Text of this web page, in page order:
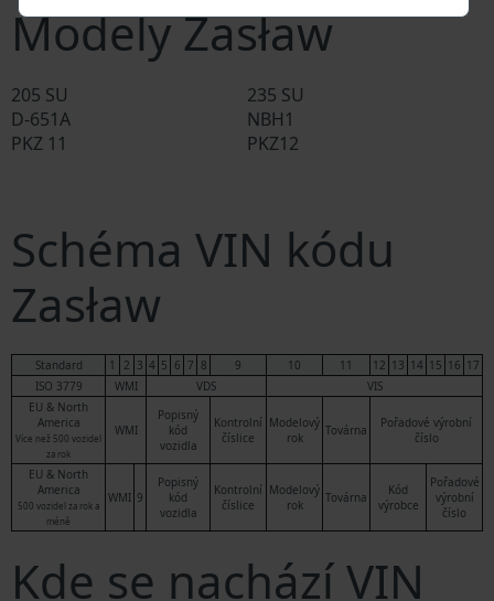
Modely Zasław
205 SU
235 SU
D-651A
NBH1
PKZ 11
PKZ12
Schéma VIN kódu
Zasław
Standard 1 2 3 4 5 6 7 8 9 10 11 12 13 14 15 16 17
ISO 3779
WMI VDS
VIS
EU & North
America
Více než 500 vozidel
za rok
WMI
Popisný
kód
vozidla
Kontrolní
číslice
Modelový
rok
Továrna
Pořadové výrobní
číslo
EU & North
America
500 vozidel za rok a
méně
WMI 9
Popisný
kód
vozidla
Kontrolní
číslice
Modelový
rok
Továrna
Kód
výrobce
Pořadové
výrobní
číslo
Kde se nachází VIN